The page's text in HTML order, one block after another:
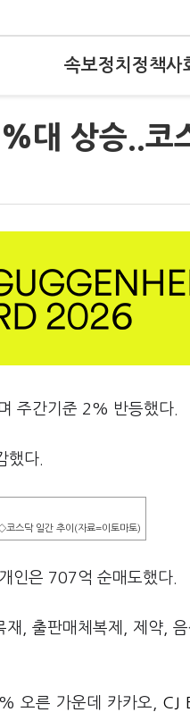
속보정치 정책사
대 상승..코
주간기준 2% 반등했다.
했다.
코스닥 일간 추이(자료=이토마토)
인은 707억 순매도했다.
, 출판매체복제, 제약,
오른 가운데 카카오, CJ